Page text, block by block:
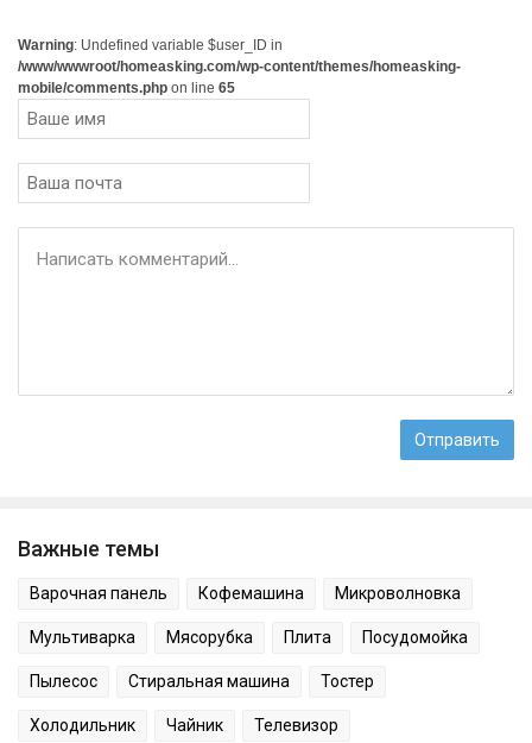
Warning: Undefined variable $user_ID in
/www/wwwroot/homeasking.com/wp-content/themes/homeasking-
mobile/comments.php on line 65
Важные темы
Варочная панель Кофемашина Микроволновка
Мультиварка Мясорубка Плита Посудомойка
Пылесос Стиральная машина Тостер
Холодильник Чайник Телевизор